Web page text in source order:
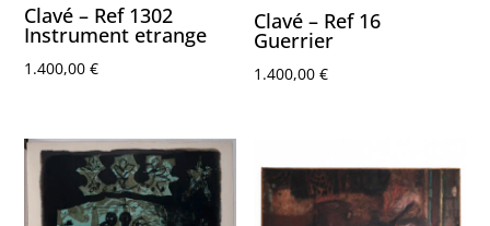
Clavé – Ref 1302
Instrument etrange
1.400,00€
Clavé – Ref 16
Guerrier
1.400,00€